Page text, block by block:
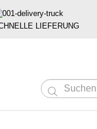
LIEFERUNG
